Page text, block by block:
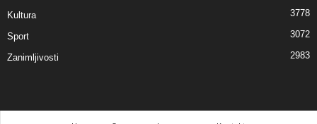
Kultura 3778
Sport 3072
Zanimljivosti 2983